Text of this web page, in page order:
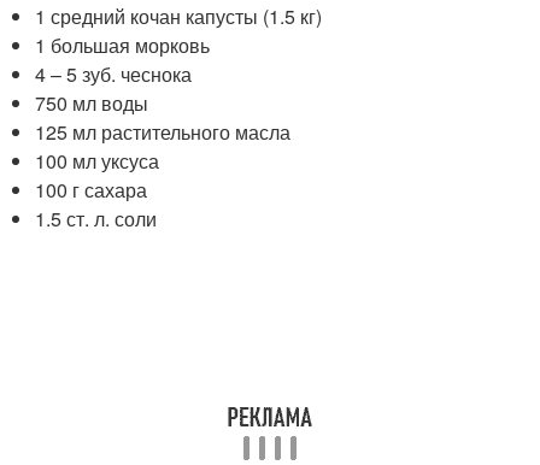
1 средний кочан капусты (1.5 кг)
1 большая морковь
4 – 5 зуб. чеснока
750 мл воды
125 мл растительного масла
100 мл уксуса
100 г сахара
1.5 ст. л. соли